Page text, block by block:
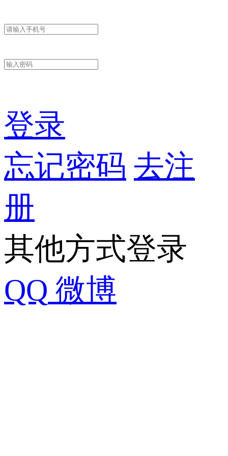
登录
忘记密码 去注
册
其他方式登录
QQ 微博